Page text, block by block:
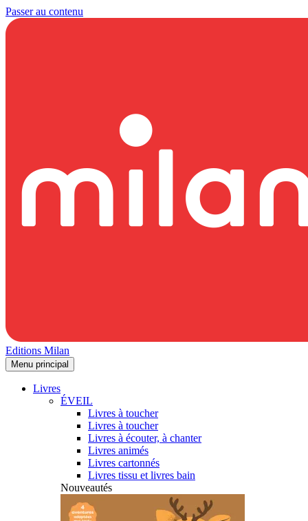
Passer au contenu
Editions Milan
Menu principal
Livres
ÉVEIL
Livres à toucher
Livres à toucher
Livres à écouter, à chanter
Livres animés
Livres cartonnés
Livres tissu et livres bain
Nouveautés